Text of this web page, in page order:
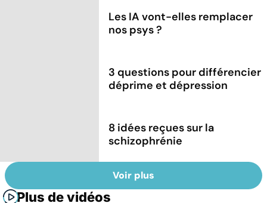
Les IA vont-elles remplacer
nos psys ?
3 questions pour différencier
déprime et dépression
8 idées reçues sur la
schizophrénie
Voir plus
Plus de vidéos